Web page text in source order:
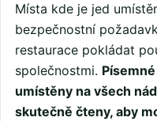
Místa kde je jed
bezpečnostní
restaurace pokládat
společnostmi.
umístěny na všech
skutečně čteny, aby